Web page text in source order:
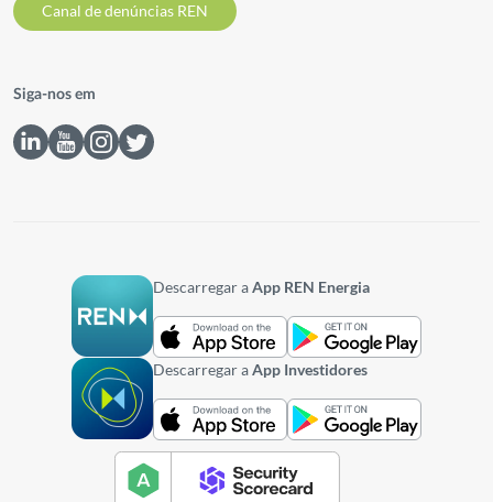
Canal de denúncias REN
Siga-nos em
Descarregar aApp REN Energia
Descarregar aApp Investidores